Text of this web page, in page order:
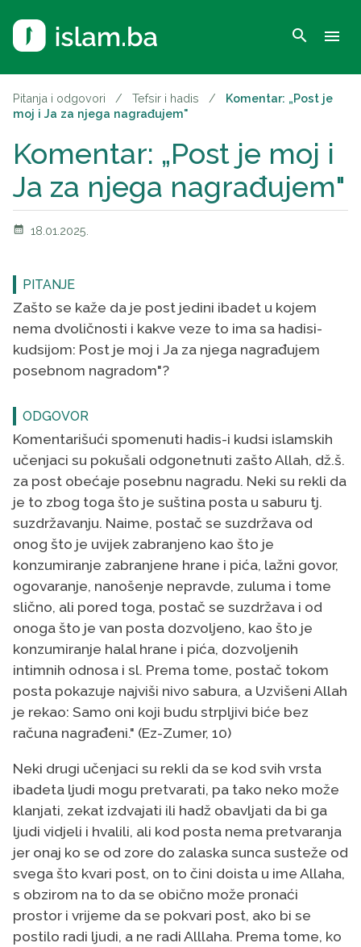
search menu
Pitanja i odgovori / Tefsir i hadis /
Komentar: „Post je
moj i Ja za njega nagrađujem"
Komentar: „Post je moj i
Ja za njega nagrađujem"
calendar_month 18.01.2025.
PITANJE
Zašto se kaže da je post jedini ibadet u kojem
nema dvoličnosti i kakve veze to ima sa hadisi-
kudsijom: Post je moj i Ja za njega nagrađujem
posebnom nagradom"?
ODGOVOR
Komentarišući spomenuti hadis-i kudsi islamskih
učenjaci su pokušali odgonetnuti zašto Allah, dž.š.
za post obećaje posebnu nagradu. Neki su rekli da
je to zbog toga što je suština posta u saburu tj.
suzdržavanju. Naime, postač se suzdržava od
onog što je uvijek zabranjeno kao što je
konzumiranje zabranjene hrane i pića, lažni govor,
ogovaranje, nanošenje nepravde, zuluma i tome
slično, ali pored toga, postač se suzdržava i od
onoga što je van posta dozvoljeno, kao što je
konzumiranje halal hrane i pića, dozvoljenih
intimnih odnosa i sl. Prema tome, postač tokom
posta pokazuje najviši nivo sabura, a Uzvišeni Allah
je rekao: Samo oni koji budu strpljivi biće bez
računa nagrađeni." (Ez-Zumer, 10)
Neki drugi učenjaci su rekli da se kod svih vrsta
ibadeta ljudi mogu pretvarati, pa tako neko može
klanjati, zekat izdvajati ili hadž obavljati da bi ga
ljudi vidjeli i hvalili, ali kod posta nema pretvaranja
jer onaj ko se od zore do zalaska sunca susteže od
svega što kvari post, on to čini doista u ime Allaha,
s obzirom na to da se obično može pronaći
prostor i vrijeme da se pokvari post, ako bi se
postilo radi ljudi, a ne radi Alllaha. Prema tome, ko